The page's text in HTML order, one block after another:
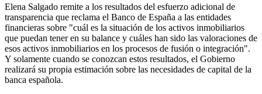
Elena Salgado remite a los resultados del esfuerzo adicional de
transparencia que reclama el Banco de España a las entidades
financieras sobre "cuál es la situación de los activos inmobiliarios
que puedan tener en su balance y cuáles han sido las valoraciones de
esos activos inmobiliarios en los procesos de fusión o integración".
Y solamente cuando se conozcan estos resultados, el Gobierno
realizará su propia estimación sobre las necesidades de capital de la
banca española.